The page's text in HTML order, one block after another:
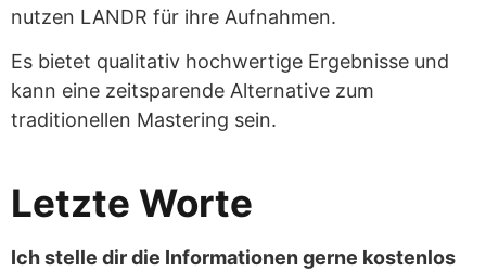
nutzen LANDR für ihre Aufnahmen.
Es bietet qualitativ hochwertige Ergebnisse und
kann eine zeitsparende Alternative zum
traditionellen Mastering sein.
Letzte Worte
Ich stelle dir die Informationen gerne kostenlos